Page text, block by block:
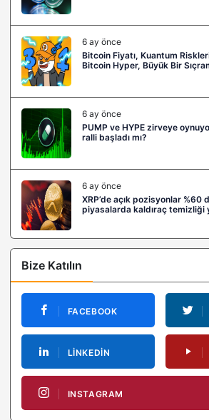
6 ay önce
Bitcoin Fiyatı, Kuantum
Bitcoin Hyper, Büyük Bir
6 ay önce
PUMP ve HYPE zirveye
ralli başladı mı?
6 ay önce
XRP’de açık pozisyonlar %60
piyasalarda kaldıraç temizliği
Bize Katılın
FACEBOOK
LINKEDIN
INSTAGRAM